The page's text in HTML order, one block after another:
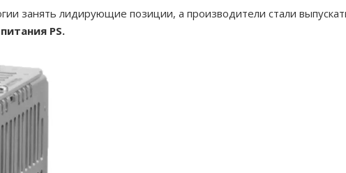
занять лидирующие позиции, а производители стали
PS.